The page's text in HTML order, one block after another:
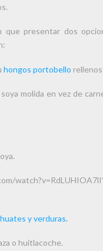
que presentar dos
hongos portobello
molida en vez de
y verduras.
o huitlacoche.